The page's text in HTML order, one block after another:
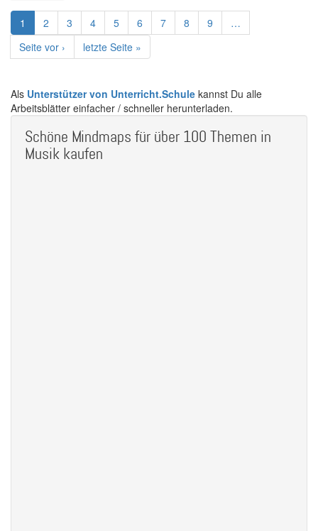
Seitennummerierung
Aktuelle
Seite
1 Page
2 Page
3 Page
4 Page
5 Page
6 Page
7 Page
8 Page
9
…
Nächste
Seite
Seite vor ›
Letzte
Seite
letzte Seite »
Als Unterstützer von Unterricht.Schule kannst Du alle
Arbeitsblätter einfacher / schneller herunterladen.
Schöne Mindmaps für über 100 Themen in
Musik kaufen